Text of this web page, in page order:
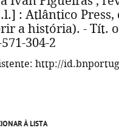
: Atlântico Press,
a história). - Tít.
304-2
http://
À LISTA